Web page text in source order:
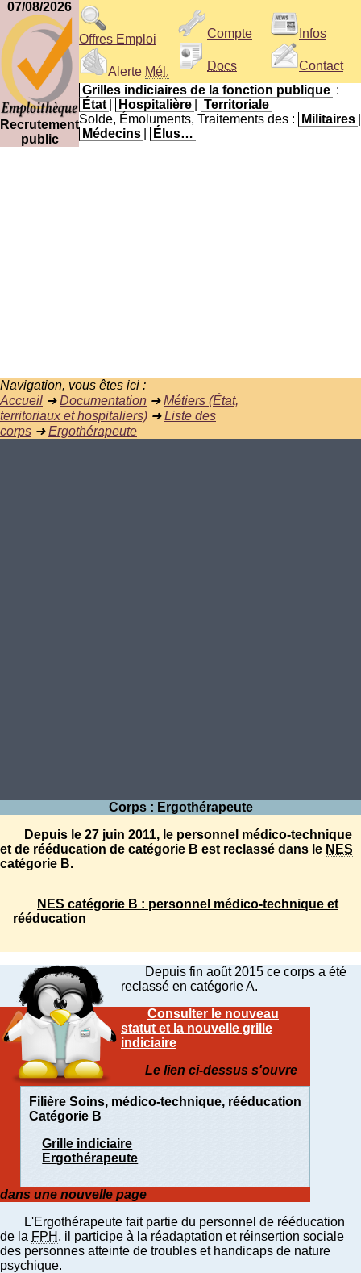
07/08/2026
Recrutement
public
Offres Emploi
Alerte Mél.
Compte
Docs
Infos
Contact
Grilles indiciaires de la fonction publique :
État
Hospitalière
Territoriale
Solde, Émoluments, Traitements des :
Militaires
Médecins
Élus…
Navigation, vous êtes ici :
Accueil ➜Documentation ➜Métiers (État,
territoriaux et hospitaliers) ➜Liste des
corps ➜Ergothérapeute
Corps : Ergothérapeute
Depuis le 27 juin 2011, le personnel médico-technique
et de rééducation de catégorie B est reclassé dans le NES
catégorie B.
NES catégorie B : personnel médico-technique et
rééducation
Depuis fin août 2015 ce corps a été
reclassé en catégorie A.
Filière Soins, médico-technique, rééducation
Catégorie B
Grille indiciaire
Ergothérapeute
Consulter le nouveau
statut et la nouvelle grille
indiciaire
Le lien ci-dessus s'ouvre
dans une nouvelle page
L'Ergothérapeute fait partie du personnel de rééducation
de la FPH , il participe à la réadaptation et réinsertion sociale
des personnes atteinte de troubles et handicaps de nature
psychique.